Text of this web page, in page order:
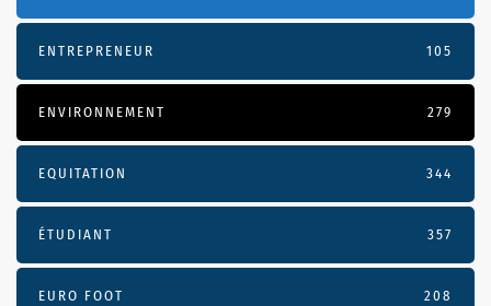
ENTREPRENEUR 105
ENVIRONNEMENT 279
EQUITATION 344
ÉTUDIANT 357
EURO FOOT 208